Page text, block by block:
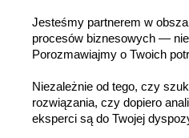
Jesteśmy partnerem w
procesów biznesowych —
Porozmawiajmy o Twoich
Niezależnie od tego, czy
rozwiązania, czy dopiero
eksperci są do Twojej